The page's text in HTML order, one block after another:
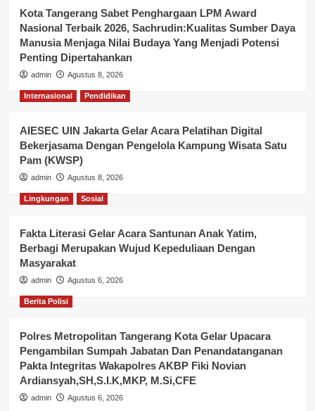
Kota Tangerang Sabet Penghargaan LPM Award
Nasional Terbaik 2026, Sachrudin:Kualitas Sumber Daya
Manusia Menjaga Nilai Budaya Yang Menjadi Potensi
Penting Dipertahankan
admin Agustus 8, 2026
Internasional Pendidikan
AIESEC UIN Jakarta Gelar Acara Pelatihan Digital
Bekerjasama Dengan Pengelola Kampung Wisata Satu
Pam (KWSP)
admin Agustus 8, 2026
Lingkungan Sosial
Fakta Literasi Gelar Acara Santunan Anak Yatim,
Berbagi Merupakan Wujud Kepeduliaan Dengan
Masyarakat
admin Agustus 6, 2026
Berita Polisi
Polres Metropolitan Tangerang Kota Gelar Upacara
Pengambilan Sumpah Jabatan Dan Penandatanganan
Pakta Integritas Wakapolres AKBP Fiki Novian
Ardiansyah,SH,S.I.K,MKP, M.Si,CFE
admin Agustus 6, 2026